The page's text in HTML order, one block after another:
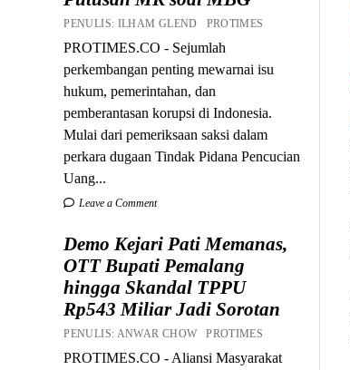
PENULIS: ILHAM GLEND PROTIMES
PROTIMES.CO - Sejumlah
perkembangan penting mewarnai isu
hukum, pemerintahan, dan
pemberantasan korupsi di Indonesia.
Mulai dari pemeriksaan saksi dalam
perkara dugaan Tindak Pidana Pencucian
Uang...
Leave a Comment
Demo Kejari Pati Memanas,
OTT Bupati Pemalang
hingga Skandal TPPU
Rp543 Miliar Jadi Sorotan
PENULIS: ANWAR CHOW PROTIMES
PROTIMES.CO - Aliansi Masyarakat